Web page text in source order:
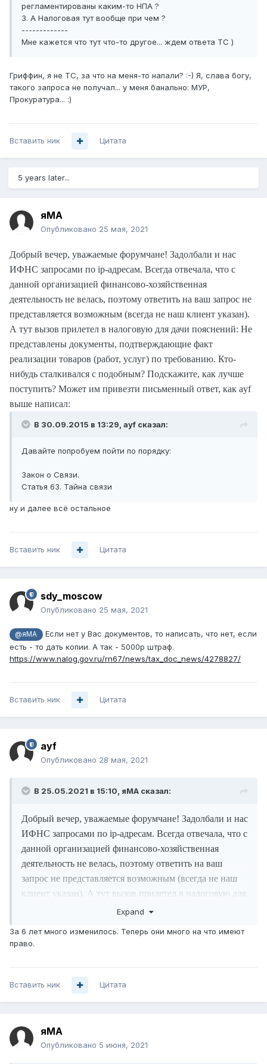
регламентированы каким-то НПА ?
3. А Налоговая тут вообще при чем ?
-------------
Мне кажется что тут что-то другое... ждем ответа ТС )
Гриффин, я не ТС, за что на меня-то напали? :-) Я, слава богу,
такого запроса не получал... у меня банально: МУР,
Прокуратура... :)
Вставить ник Цитата
5 years later...
яМА
Опубликовано 25 мая, 2021
Добрый вечер, уважаемые форумчане! Задолбали и нас
ИФНС запросами по ip-адресам. Всегда отвечала, что с
данной организацией финансово-хозяйственная
деятельность не велась, поэтому ответить на ваш запрос не
представляется возможным (всегда не наш клиент указан).
А тут вызов прилетел в налоговую для дачи пояснений: Не
представлены документы, подтверждающие факт
реализации товаров (работ, услуг) по требованию. Кто-
нибудь сталкивался с подобным? Подскажите, как лучше
поступить? Может им привезти письменный ответ, как ayf
выше написал:
В 30.09.2015 в 13:29, ayf сказал:
Давайте попробуем пойти по порядку:
Закон о Связи.
Статья 63. Тайна связи
ну и далее всё остальное
Вставить ник Цитата
sdy_moscow
Опубликовано 25 мая, 2021
@яМА
Если нет у Вас документов, то написать, что нет, если
есть - то дать копии. А так - 5000р штраф.
https://www.nalog.gov.ru/rn67/news/tax_doc_news/4278827/
Вставить ник Цитата
ayf
Опубликовано 28 мая, 2021
В 25.05.2021 в 15:10, яМА сказал:
Добрый вечер, уважаемые форумчане! Задолбали и нас
ИФНС запросами по ip-адресам. Всегда отвечала, что с
данной организацией финансово-хозяйственная
деятельность не велась, поэтому ответить на ваш
запрос не представляется возможным (всегда не наш
клиент указан). А тут вызов прилетел в налоговую для
дачи пояснений: Не представлены документы,
услуг) по требованию. Кто-нибудь сталкивался с
ну и далее всё остальное
Expand
За 6 лет много изменилось. Теперь они много на что имеют
право.
Вставить ник Цитата
яМА
Опубликовано 5 июня, 2021